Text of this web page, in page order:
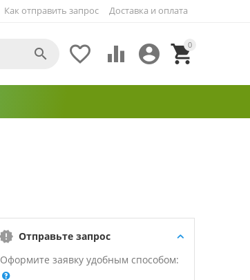
Как отправить запрос Доставка и оплата
0


 

Отправьте запрос
Оформите заявку удобным способом: